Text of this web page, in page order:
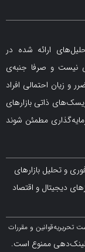
شده در
جنبه‌ی
افراد
بازارهای
مطمئن شوند
بازارهای
و اقتصاد
و مقررات
است.